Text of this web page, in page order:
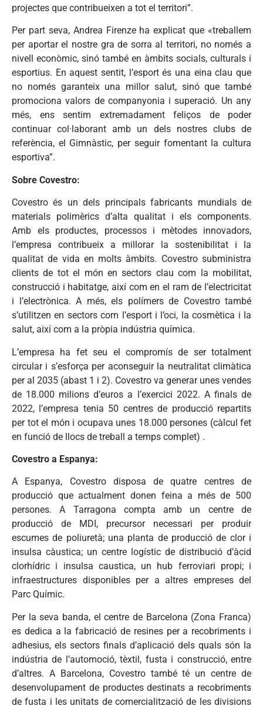
projectes que contribueixen a tot el territori”.
Per part seva, Andrea Firenze ha explicat que «treballem
per aportar el nostre gra de sorra al territori, no només a
nivell econòmic, sinó també en àmbits socials, culturals i
esportius. En aquest sentit, l’esport és una eina clau que
no només garanteix una millor salut, sinó que també
promociona valors de companyonia i superació. Un any
més, ens sentim extremadament feliços de poder
continuar col·laborant amb un dels nostres clubs de
referència, el Gimnàstic, per seguir fomentant la cultura
esportiva”.
Sobre Covestro:
Covestro és un dels principals fabricants mundials de
materials polimèrics d’alta qualitat i els components.
Amb els productes, processos i mètodes innovadors,
l’empresa contribueix a millorar la sostenibilitat i la
qualitat de vida en molts àmbits. Covestro subministra
clients de tot el món en sectors clau com la mobilitat,
construcció i habitatge, així com en el ram de l’electricitat
i l’electrònica. A més, els polímers de Covestro també
s’utilitzen en sectors com l’esport i l’oci, la cosmètica i la
salut, així com a la pròpia indústria química.
L’empresa ha fet seu el compromís de ser totalment
circular i s’esforça per aconseguir la neutralitat climàtica
per al 2035 (abast 1 i 2). Covestro va generar unes vendes
de 18.000 milions d’euros a l’exercici 2022. A finals de
2022, l’empresa tenia 50 centres de producció repartits
per tot el món i ocupava unes 18.000 persones (càlcul fet
en funció de llocs de treball a temps complet) .
Covestro a Espanya:
A Espanya, Covestro disposa de quatre centres de
producció que actualment donen feina a més de 500
persones. A Tarragona compta amb un centre de
producció de MDI, precursor necessari per produir
escumes de poliuretà; una planta de producció de clor i
insulsa càustica; un centre logístic de distribució d’àcid
clorhídric i insulsa caustica, un hub ferroviari propi; i
infraestructures disponibles per a altres empreses del
Parc Químic.
Per la seva banda, el centre de Barcelona (Zona Franca)
es dedica a la fabricació de resines per a recobriments i
adhesius, els sectors finals d’aplicació dels quals són la
indústria de l’automoció, tèxtil, fusta i construcció, entre
d’altres. A Barcelona, Covestro també té un centre de
desenvolupament de productes destinats a recobriments
de fusta i les unitats de comercialització de les divisions